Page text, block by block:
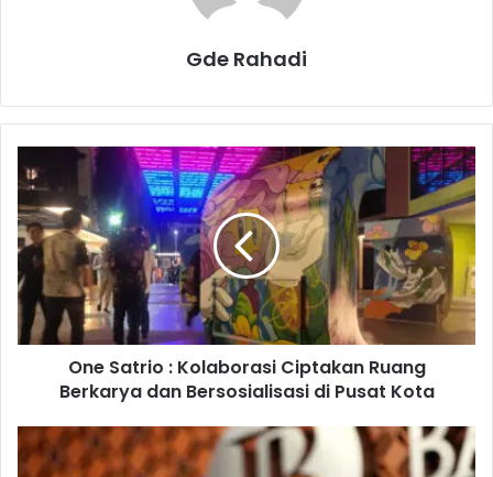
Gde Rahadi
n
e
S
a
t
r
o
l
One Satrio : Kolaborasi Ciptakan Ruang
Berkarya dan Bersosialisasi di Pusat Kota
R
u